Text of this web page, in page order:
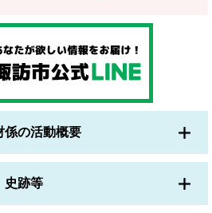
係の活動概要
史跡等